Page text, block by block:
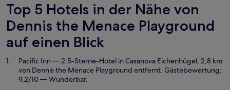
Top 5 Hotels in der Nähe von
Dennis the Menace Playground
auf einen Blick
Pacific Inn— 2.5-Sterne-Hotel in Casanova Eichenhügel, 2,8 km
von Dennis the Menace Playground entfernt. Gästebewertung:
9,2/10 — Wunderbar.